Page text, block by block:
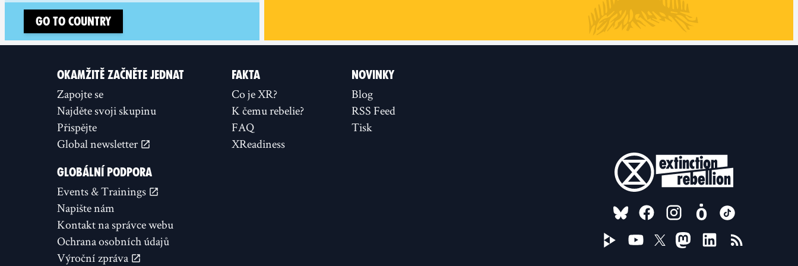
Go to country
OKAMŽITĚ ZAČNĚTE JEDNAT
Zapojte se
Najděte svoji skupinu
Přispějte
Global newsletter
FAKTA
Co je XR?
K čemu rebelie?
FAQ
XReadiness
NOVINKY
Blog
RSS Feed
Tisk
GLOBÁLNÍ PODPORA
Events & Trainings
Napište nám
Kontakt na správce webu
Ochrana osobních údajů
Výroční zpráva
FOLLOW US ON